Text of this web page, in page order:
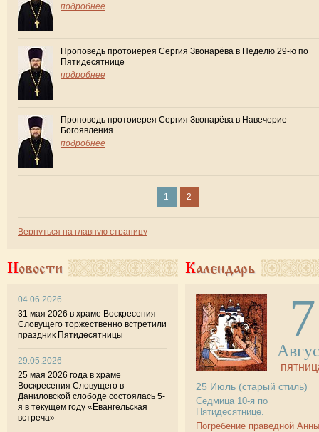
подробнее
Проповедь протоиерея Сергия Звонарёва в Неделю 29-ю по
Пятидесятнице
подробнее
Проповедь протоиерея Сергия Звонарёва в Навечерие
Богоявления
подробнее
1 2
Вернуться на главную страницу
Новости
04.06.2026
31 мая 2026 в храме Воскресения
Словущего торжественно встретили
праздник Пятидесятницы
29.05.2026
25 мая 2026 года в храме
Воскресения Словущего в
Даниловской слободе состоялась 5-
я в текущем году «Евангельская
встреча»
Календарь
7
25 Июль (старый стиль)
Седмица 10-я по
Пятидесятнице.
Погребение праведной